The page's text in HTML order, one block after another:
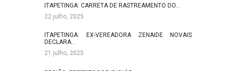
ITAPETINGA: CARRETA DE RASTREAMENTO DO…
22 julho, 2025
ITAPETINGA: EX-VEREADORA ZENAIDE NOVAIS
DECLARA…
21 julho, 2025